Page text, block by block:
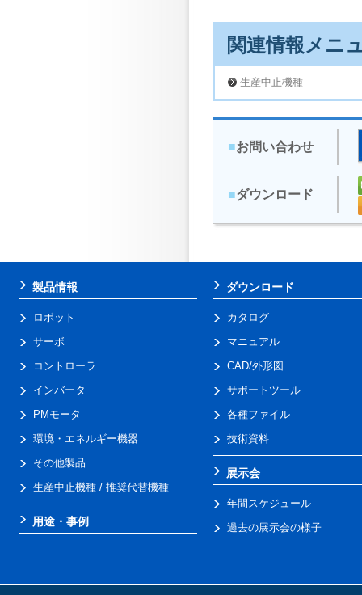
関連情報メニ
生産中止機種
■お問い合わせ
■ダウンロード
製品情報
ロボット
サーボ
コントローラ
インバータ
PMモータ
環境・エネルギー機器
その他製品
生産中止機種 / 推奨代替機種
用途・事例
ダウンロード
カタログ
マニュアル
CAD/外形図
サポートツール
各種ファイル
技術資料
展示会
年間スケジュール
過去の展示会の様子